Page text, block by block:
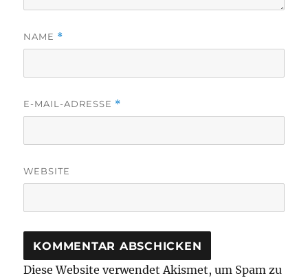
NAME *
E-MAIL-ADRESSE *
WEBSITE
Diese Website verwendet Akismet, um Spam zu